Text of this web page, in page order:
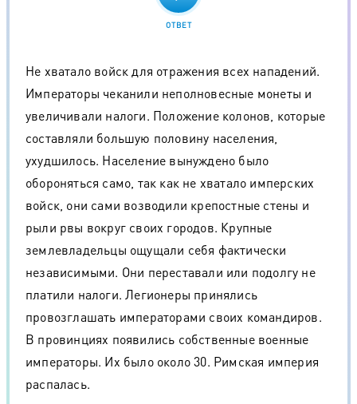
ОТВЕТ
Не хватало войск для отражения всех нападений.
Императоры чеканили неполновесные монеты и
увеличивали налоги. Положение колонов, которые
составляли большую половину населения,
ухудшилось. Население вынуждено было
обороняться само, так как не хватало имперских
войск, они сами возводили крепостные стены и
рыли рвы вокруг своих городов. Крупные
землевладельцы ощущали себя фактически
независимыми. Они переставали или подолгу не
платили налоги. Легионеры принялись
провозглашать императорами своих командиров.
В провинциях появились собственные военные
императоры. Их было около 30. Римская империя
распалась.